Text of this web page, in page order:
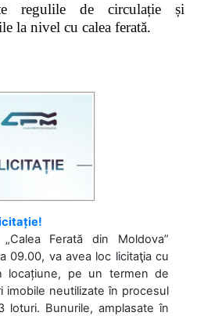
regulile de circulație și
la nivel cu calea ferată.
Ferată din Moldova”
09.00, va avea loc licitaţia cu
locațiune, pe un termen de
imobile neutilizate în procesul
loturi. Bunurile, amplasate în